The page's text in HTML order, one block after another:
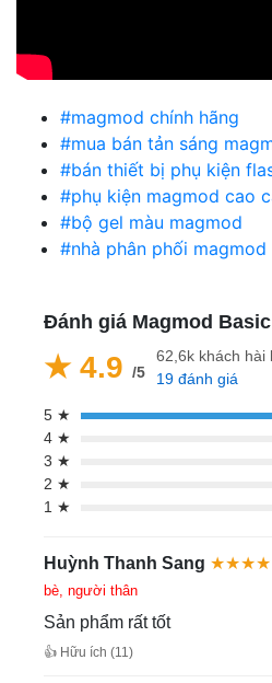
#magmod chính hãng
#mua bán tản sáng
#bán thiết bị phụ kiện
#phụ kiện magmod cao
#bộ gel màu magmod
#nhà phân phối magmod
Đánh giá Magmod
★ 4.9 /5
62,6k khách hài
19 đánh giá
5 ★
4 ★
3 ★
2 ★
1 ★
Huỳnh Thanh Sang
bè, người thân
Sản phẩm rất tốt
👍 Hữu ích (11)